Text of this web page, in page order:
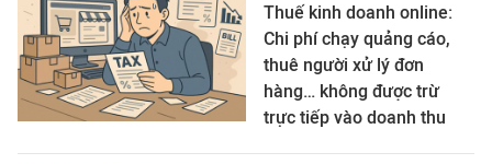
Thuế kinh doanh online:
Chi phí chạy quảng cáo,
thuê người xử lý đơn
hàng… không được trừ
trực tiếp vào doanh thu